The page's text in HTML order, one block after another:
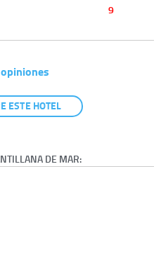
9
ESTE HOTEL
DE MAR: